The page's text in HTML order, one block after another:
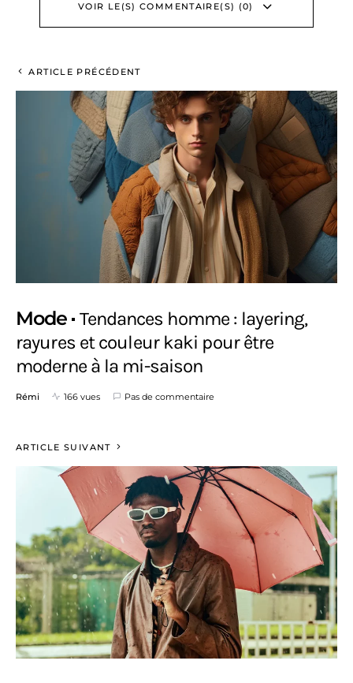
VOIR LE(S) COMMENTAIRE(S) (0)
ARTICLE PRÉCÉDENT
Mode Tendances homme : layering,
rayures et couleur kaki pour être
moderne à la mi-saison
Rémi 166 vues Pas de commentaire
ARTICLE SUIVANT